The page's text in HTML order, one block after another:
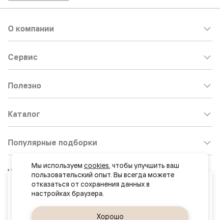
Ваш город
Ростов-на-Дону
О компании
Сервис
Полезно
Каталог
Популярные подборки
Клиентский центр: 8 800 511 30 95
Почта по общим вопросам:
8800@volhovez.natm.ru
Мы используем cookies, чтобы улучшить ваш
пользовательский опыт. Вы всегда можете
отказаться от сохранения данных в
Хорошо